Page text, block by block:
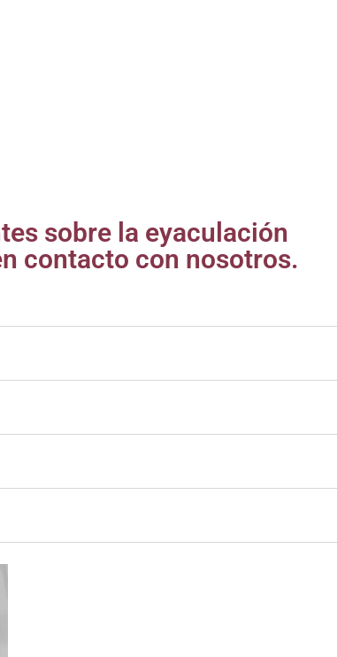
sobre la eyaculación
contacto con nosotros.